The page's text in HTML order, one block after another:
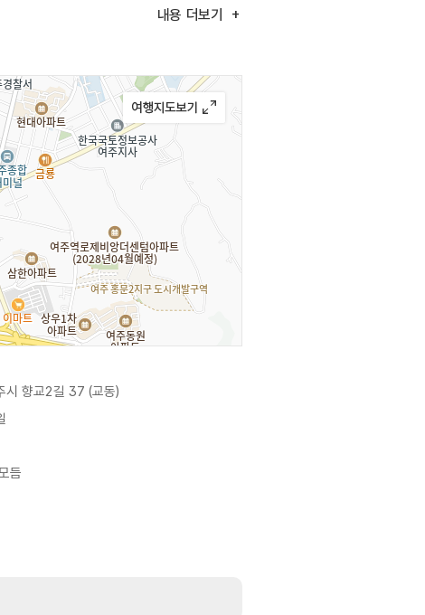
. 2km 거리에 세종 산림욕장, 3km
내용 더보기
시 향교2길 37 (교동)
듬